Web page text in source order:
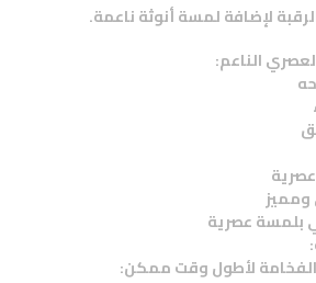
لإضافة لمسة أنوثة ناعمة.
الناعم:
ومميز
عصرية
لأطول وقت ممكن: